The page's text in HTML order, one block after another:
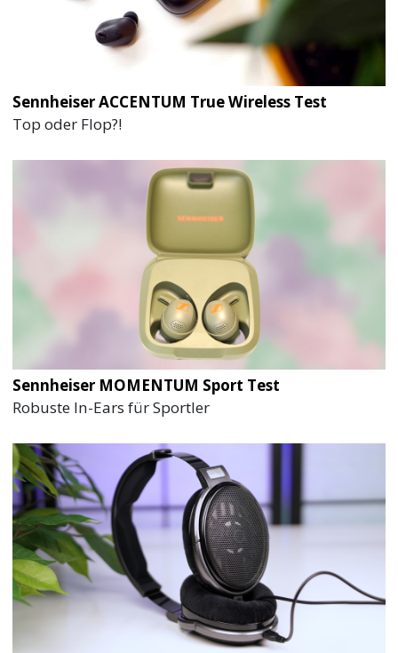
Sennheiser ACCENTUM True Wireless Test
Top oder Flop?!
Sennheiser MOMENTUM Sport Test
Robuste In-Ears für Sportler